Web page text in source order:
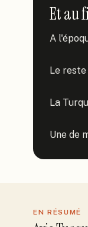
Et au
A
Le
La
Une de
EN RÉSUMÉ